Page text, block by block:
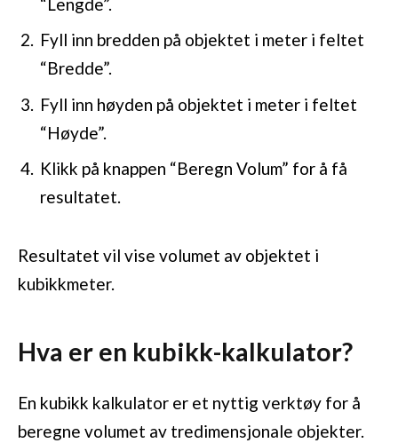
“Lengde”.
Fyll inn bredden på objektet i meter i feltet
“Bredde”.
Fyll inn høyden på objektet i meter i feltet
“Høyde”.
Klikk på knappen “Beregn Volum” for å få
resultatet.
Resultatet vil vise volumet av objektet i
kubikkmeter.
Hva er en kubikk-kalkulator?
En kubikk kalkulator er et nyttig verktøy for å
beregne volumet av tredimensjonale objekter.